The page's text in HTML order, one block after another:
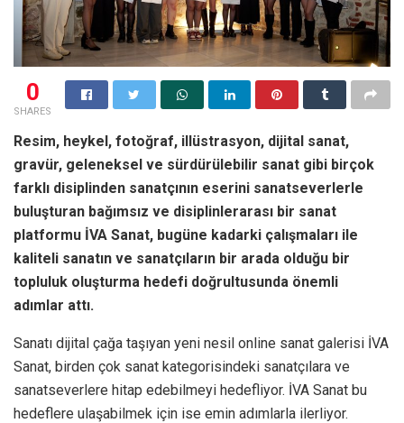
0
SHARES
Resim, heykel, fotoğraf, illüstrasyon, dijital sanat,
gravür, geleneksel ve sürdürülebilir sanat gibi birçok
farklı disiplinden sanatçının eserini sanatseverlerle
buluşturan bağımsız ve disiplinlerarası bir sanat
platformu İVA Sanat, bugüne kadarki çalışmaları ile
kaliteli sanatın ve sanatçıların bir arada olduğu bir
topluluk oluşturma hedefi doğrultusunda önemli
adımlar attı.
Sanatı dijital çağa taşıyan yeni nesil online sanat galerisi İVA
Sanat, birden çok sanat kategorisindeki sanatçılara ve
sanatseverlere hitap edebilmeyi hedefliyor. İVA Sanat bu
hedeflere ulaşabilmek için ise emin adımlarla ilerliyor.